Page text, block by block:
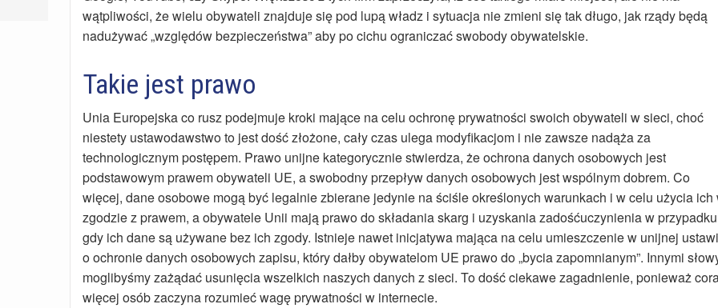
wątpliwości, że wielu obywateli znajduje się pod lupą władz i sytuacja nie zmieni się tak długo, jak rządy będą
nadużywać „względów bezpieczeństwa” aby po cichu ograniczać swobody obywatelskie.
Takie jest prawo
Unia Europejska co rusz podejmuje kroki mające na celu ochronę prywatności swoich obywateli w sieci, choć
niestety ustawodawstwo to jest dość złożone, cały czas ulega modyfikacjom i nie zawsze nadąża za
technologicznym postępem. Prawo unijne kategorycznie stwierdza, że ochrona danych osobowych jest
podstawowym prawem obywateli UE, a swobodny przepływ danych osobowych jest wspólnym dobrem. Co
więcej, dane osobowe mogą być legalnie zbierane jedynie na ściśle określonych warunkach i w celu użycia ich
zgodzie z prawem, a obywatele Unii mają prawo do składania skarg i uzyskania zadośćuczynienia w
gdy ich dane są używane bez ich zgody. Istnieje nawet inicjatywa mająca na celu umieszczenie w unijnej
o ochronie danych osobowych zapisu, który dałby obywatelom UE prawo do „bycia zapomnianym”. Innymi
moglibyśmy zażądać usunięcia wszelkich naszych danych z sieci. To dość ciekawe zagadnienie, ponieważ
więcej osób zaczyna rozumieć wagę prywatności w internecie.